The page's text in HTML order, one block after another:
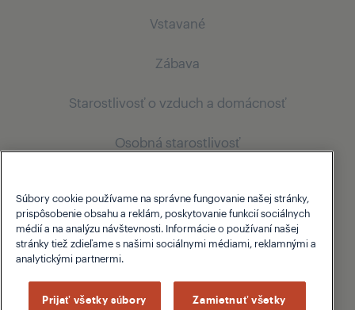
Chladenie
Vstavané chladničky s mrazničkou
Varenie
Voľne stojace umývačky riadu
Vstavané umývačky riadu
Vstavané
Chladenie
Vstavané chladničky s mrazničkou
Varenie
Umývanie riadu
Vstavané umývačky riadu
Zábava
Televízory
Ultra HD
Starostlivosť o vzduch a domácnosť
Vysávače
Osobná starostlivosť
Starostlivosť o vlasy
Sušiče vlasov
Kulmy
Digital Signage
Pohostinská televízia
O Grundigu
Súbory cookie používame na správne fungovanie našej stránky,
prispôsobenie obsahu a reklám, poskytovanie funkcií sociálnych
médií a na analýzu návštevnosti. Informácie o používaní našej
stránky tiež zdieľame s našimi sociálnymi médiami, reklamnými a
analytickými partnermi.
Prijať všetky súbory
Zamietnuť všetky